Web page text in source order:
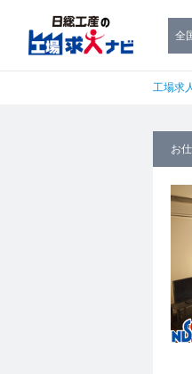
全
工場求
お